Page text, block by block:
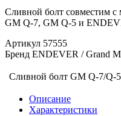
Сливной болт совместим с
GM Q-7, GM Q-5 и
Артикул 57555
Бренд ENDEVER / Grand
Сливной болт GM Q-7/Q-5
Описание
Характеристики